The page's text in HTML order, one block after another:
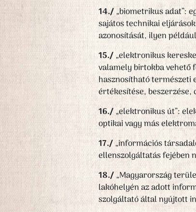
14./„biometrikus adat”:
sajátos technikai
azonosítását, ilyen
15./„elektronikus
valamely birtokba vehető
hasznosítható természeti
értékesítése,
16./„elektronikus út”:
optikai vagy más
17./„információs
ellenszolgáltatás fejében
18./„Magyarország
lakóhelyén az adott
szolgáltató által nyújtott